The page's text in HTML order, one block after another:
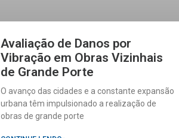
Avaliação de Danos por
Vibração em Obras Vizinhais
de Grande Porte
O avanço das cidades e a constante expansão
urbana têm impulsionado a realização de
obras de grande porte